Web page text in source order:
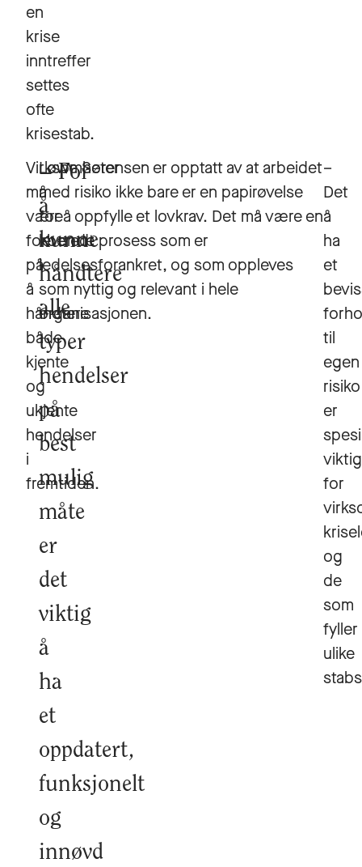
en
krise
inntreffer
settes
ofte
krisestab.
Virksomheter
må
være
forberedt
på
å
håndtere
både
kjente
og
ukjente
hendelser
i
fremtiden.
For
å
kunne
håndtere
alle
typer
hendelser
på
best
mulig
måte
er
det
viktig
å
ha
et
oppdatert,
funksjonelt
og
innøvd
Løwe Sørensen er opptatt av at arbeidet
med risiko ikke bare er en papirøvelse
for å oppfylle et lovkrav. Det må være en
levende prosess som er
ledelsesforankret, og som oppleves
som nyttig og relevant i hele
organisasjonen.
–
Det
å
ha
et
til
egen
risiko
er
viktig
for
og
de
som
fyller
ulike